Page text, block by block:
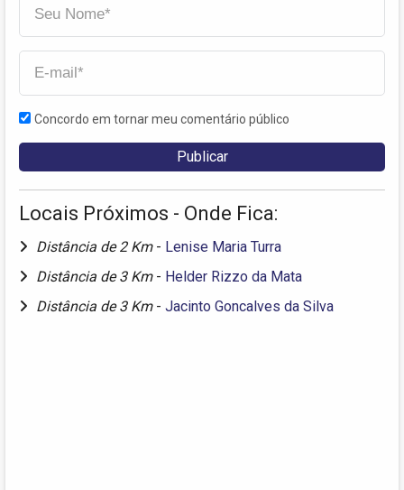
Concordo em tornar meu comentário público
Locais Próximos - Onde Fica:
Distância de 2 Km - Lenise Maria Turra
Distância de 3 Km - Helder Rizzo da Mata
Distância de 3 Km - Jacinto Goncalves da Silva